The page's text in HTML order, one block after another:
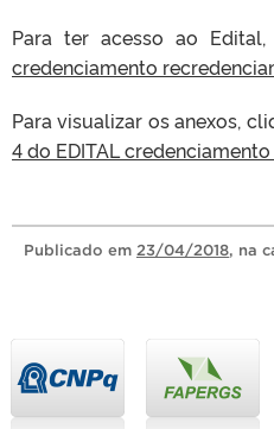
Para ter acesso ao
credenciamento
Para visualizar os anexos,
4 do EDITAL
Publicado em 23/04/2018, na